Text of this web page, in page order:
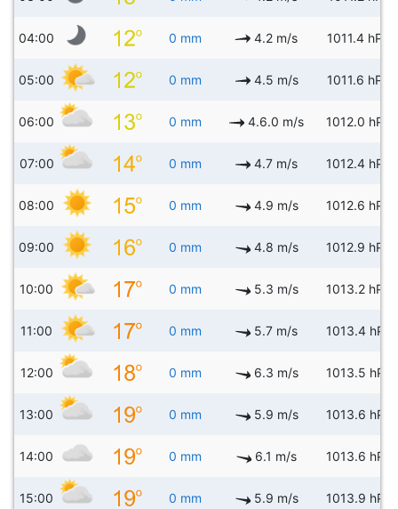
04:00 0 mm 4.2 m/s 1011.4 hPa
05:00 0 mm 4.5 m/s 1011.6 hPa
06:00 0 mm 4.6.0 m/s 1012.0 hPa
07:00 0 mm 4.7 m/s 1012.4 hPa
08:00 0 mm 4.9 m/s 1012.6 hPa
09:00 0 mm 4.8 m/s 1012.9 hPa
10:00 0 mm 5.3 m/s 1013.2 hPa
11:00 0 mm 5.7 m/s 1013.4 hPa
12:00 0 mm 6.3 m/s 1013.5 hPa
13:00 0 mm 5.9 m/s 1013.6 hPa
14:00 0 mm 6.1 m/s 1013.6 hPa
15:00 0 mm 5.9 m/s 1013.9 hPa